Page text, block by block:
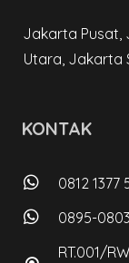
Jakarta Pusat,
Utara, Jakarta
KONTAK
0812 1377
0895-
RT.001/